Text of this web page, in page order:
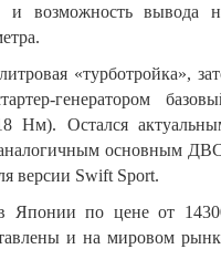
и возможность вывода
«турботройка»,
генератором
Нм). Остался
основным
версии Swift Sport.
Японии по цене от
и на мировом